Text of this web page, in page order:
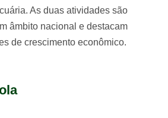
As duas atividades são
âmbito nacional e destacam
de crescimento econômico.